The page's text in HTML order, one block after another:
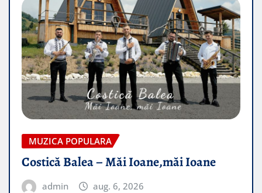
MUZICA POPULARA
Costică Balea – Măi Ioane,măi Ioane
admin aug. 6, 2026